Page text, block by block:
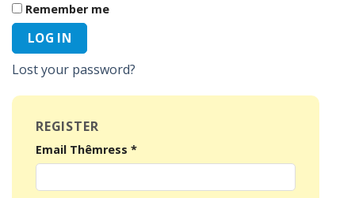
Remember me
LOG IN
Lost your password?
REGISTER
Email Thêmress *